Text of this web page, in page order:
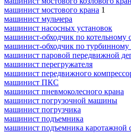
машинист мостового крана 1
машинист мульчера
машинист насосных установок
машинист-обходчик по котельному
машинист-обходчик по
машинист паровой передвижной
машинист перегружателя
машинист передвижного
машинист ПКС
машинист пневмоколесного крана
машинист погрузочной машины
машинист погрузчика
машинист подъемника
машинист подъемника каротажной